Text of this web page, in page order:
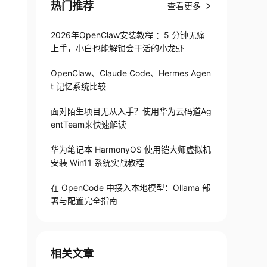
热门推荐 查看更多
2026年OpenClaw安装教程 ：5 分钟无痛
上手，小白也能解锁会干活的小龙虾
OpenClaw、Claude Code、Hermes Agen
t 记忆系统比较
面对陌生项目无从入手？使用华为云码道Ag
entTeam来快速解读
华为笔记本 HarmonyOS 使用铠大师虚拟机
安装 Win11 系统实战教程
在 OpenCode 中接入本地模型：Ollama 部
署与配置完全指南
相关文章